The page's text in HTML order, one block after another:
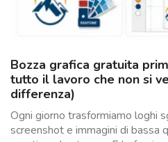
Bozza grafica gratuita
tutto il lavoro che non si
differenza)
Ogni giorno trasformiamo loghi
screenshot e immagini di bassa